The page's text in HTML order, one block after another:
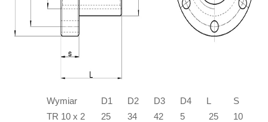
Wymiar D1 D2 D3 D4 L
S
TR 10 x 2
25 34 42 5 25 10